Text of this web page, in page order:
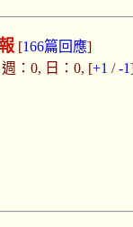
[166篇回應]
：0, 日：0, [+1 /-1